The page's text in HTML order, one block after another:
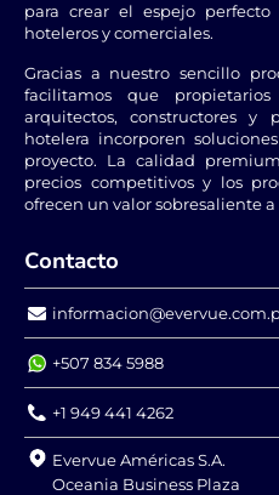
Espejo LED
LUX presenta un
diseño ultradelgado
de solo 10mm, lo
que le confiere un
aspecto moderno y
elegante
modelo).
para crear el espejo perfecto
hoteleros y comerciales.
Gracias a nuestro sencillo
facilitamos que
arquitectos, constructores y
hotelera incorporen
proyecto. La calidad
precios competitivos y los
ofrecen un valor sobresaliente
Contacto
+507 834 5988
+1 949 441 4262
Evervue Américas S.A.
Oceania Business Plaza